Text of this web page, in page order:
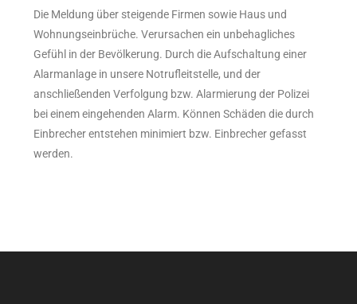
Die Meldung über steigende Firmen sowie Haus und
Wohnungseinbrüche. Verursachen ein unbehagliches
Gefühl in der Bevölkerung. Durch die Aufschaltung einer
Alarmanlage in unsere Notrufleitstelle, und der
anschließenden Verfolgung bzw. Alarmierung der Polizei
bei einem eingehenden Alarm. Können Schäden die durch
Einbrecher entstehen minimiert bzw. Einbrecher gefasst
werden.